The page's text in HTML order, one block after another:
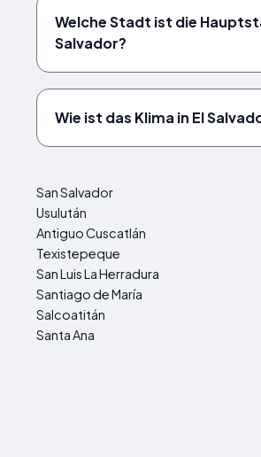
Welche Stadt ist die
Salvador?
Wie ist das Klima in El
San Salvador
Usulután
Antiguo Cuscatlán
Texistepeque
San Luis La Herradura
Santiago de María
Salcoatitán
Santa Ana